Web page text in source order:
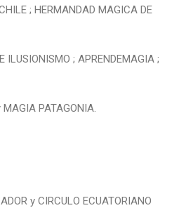
; HERMANDAD MAGICA DE
ILUSIONISMO ; APRENDEMAGIA ;
PATAGONIA.
y CIRCULO ECUATORIANO